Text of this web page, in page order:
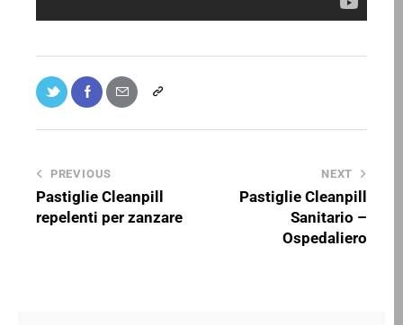
PREVIOUS
Pastiglie Cleanpill
repelenti per zanzare
NEXT
Pastiglie Cleanpill
Sanitario –
Ospedaliero